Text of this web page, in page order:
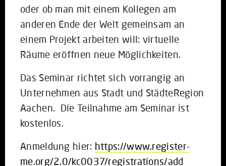
oder ob man mit einem Kollegen am
anderen Ende der Welt gemeinsam an
einem Projekt arbeiten will: virtuelle
Räume eröffnen neue Möglichkeiten.
Das Seminar richtet sich vorrangig an
Unternehmen aus Stadt und StädteRegion
Aachen. Die Teilnahme am Seminar ist
kostenlos.
Anmeldung hier: https://www.register-
me.org/2.0/kc0037/registrations/add